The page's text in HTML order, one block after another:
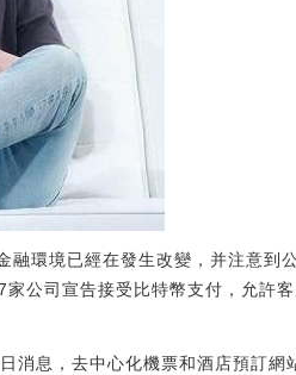
環境已經在發生改變，并注意到
公司宣告接受比特幣支付，允許
息，去中心化機票和酒店預訂網